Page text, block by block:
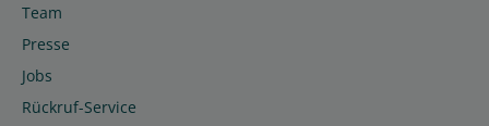
Team
Presse
Jobs
Rückruf-Service